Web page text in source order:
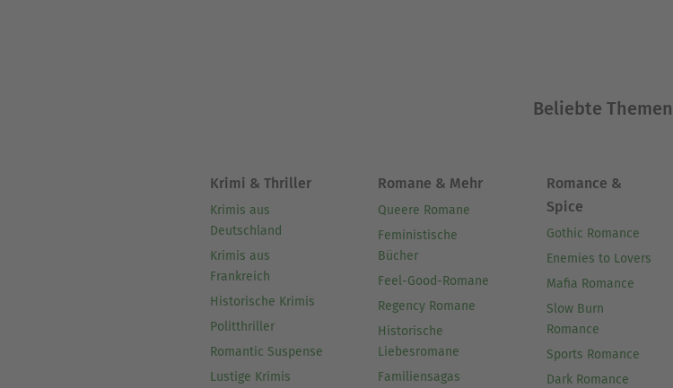
Beliebte Themen
Krimi & Thriller
Krimis aus
Deutschland
Krimis aus
Frankreich
Historische Krimis
Politthriller
Romantic Suspense
Lustige Krimis
Romane & Mehr
Queere Romane
Feministische
Bücher
Feel-Good-Romane
Regency Romane
Historische
Liebesromane
Familiensagas
Romance &
Spice
Gothic Romance
Enemies to Lovers
Mafia Romance
Slow Burn
Romance
Sports Romance
Dark Romance